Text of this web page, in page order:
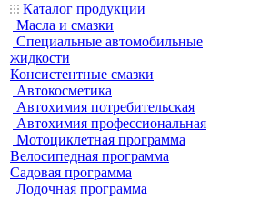
Каталог продукции
Масла и смазки
Специальные автомобильные
жидкости
Консистентные смазки
Автокосметика
Автохимия потребительская
Автохимия профессиональная
Мотоциклетная программа
Велосипедная программа
Садовая программа
Лодочная программа